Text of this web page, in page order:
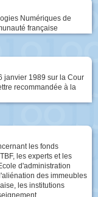
Numériques de
française
janvier 1989 sur la Cour
recommandée à la
les fonds
les experts et les
d'administration
des immeubles
les institutions